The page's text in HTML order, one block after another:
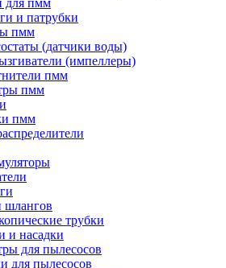
для пмм
и патрубки
пмм
(датчики воды)
(импеллеры)
пмм
пмм
пмм
шлангов
трубки
и насадки
для пылесосов
для пылесосов